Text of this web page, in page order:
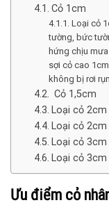
Cỏ 1cm
Loại cỏ
tường, bức
hứng chịu
sợi cỏ cao
không bị rơi
Cỏ 1,5cm
Loại cỏ
Loại cỏ
Loại cỏ
Loại cỏ
Ưu điểm cỏ